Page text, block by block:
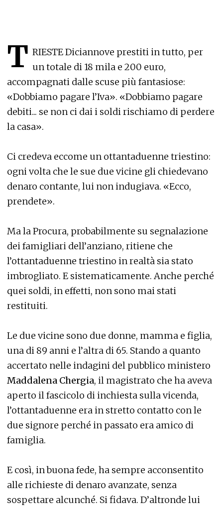
T RIESTE Diciannove prestiti in tutto, per
un totale di 18 mila e 200 euro,
accompagnati dalle scuse più fantasiose:
«Dobbiamo pagare l’Iva». «Dobbiamo pagare
debiti... se non ci dai i soldi rischiamo di perdere
la casa».
Ci credeva eccome un ottantaduenne triestino:
ogni volta che le sue due vicine gli chiedevano
denaro contante, lui non indugiava. «Ecco,
prendete».
Ma la Procura, probabilmente su segnalazione
dei famigliari dell’anziano, ritiene che
l’ottantaduenne triestino in realtà sia stato
imbrogliato. E sistematicamente. Anche perché
quei soldi, in effetti, non sono mai stati
restituiti.
Le due vicine sono due donne, mamma e figlia,
una di 89 anni e l’altra di 65. Stando a quanto
accertato nelle indagini del pubblico ministero
Maddalena Chergia, il magistrato che ha aveva
aperto il fascicolo di inchiesta sulla vicenda,
l’ottantaduenne era in stretto contatto con le
due signore perché in passato era amico di
famiglia.
E così, in buona fede, ha sempre acconsentito
alle richieste di denaro avanzate, senza
sospettare alcunché. Si fidava. D’altronde lui